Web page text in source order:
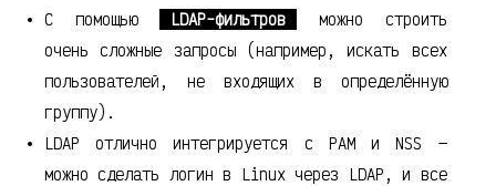
С помощью
LDAP-фильтров
можно строить
очень сложные запросы (например, искать всех
пользователей, не входящих в определённую
группу).
LDAP отлично интегрируется с PAM и NSS —
можно сделать логин в Linux через LDAP, и все